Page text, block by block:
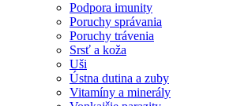
Podpora imunity
Poruchy správania
Poruchy trávenia
Srsť a koža
Uši
Ústna dutina a zuby
Vitamíny a minerály